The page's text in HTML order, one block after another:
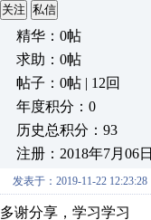
关注 私信
精华：0帖
求助：0帖
帖子：0帖 | 12回
年度积分：0
历史总积分：93
注册：2018年7月06日
发表于：2019-11-22 12:23:28
多谢分享，学习学习